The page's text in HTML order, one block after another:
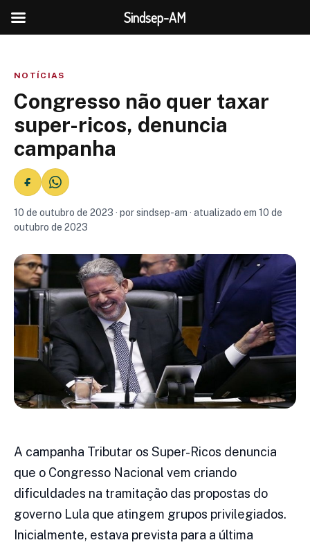
NOTÍCIAS
Congresso não quer taxar
super-ricos, denuncia
campanha
10 de outubro de 2023 · por sindsep-am · atualizado em 10 de
outubro de 2023
A campanha Tributar os Super-Ricos denuncia
que o Congresso Nacional vem criando
dificuldades na tramitação das propostas do
governo Lula que atingem grupos privilegiados.
Inicialmente, estava prevista para a última
Sindsep-AM